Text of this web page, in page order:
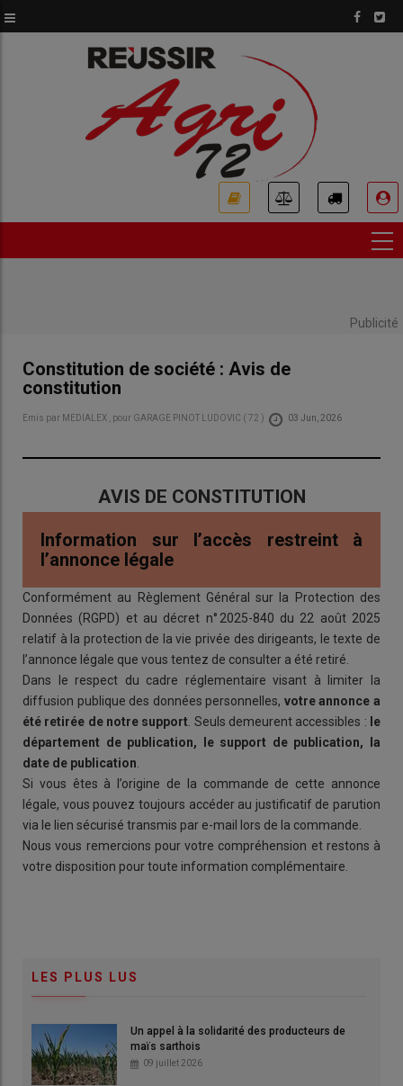
au
Publicité
Constitution de société : Avis de
constitution
Emis par MEDIALEX , pour GARAGE PINOT LUDOVIC ( 72 ) 03 Jun, 2026
AVIS DE CONSTITUTION
Information sur l’accès restreint à
l’annonce légale
Conformément au Règlement Général sur la Protection des
Données (RGPD) et au décret n° 2025-840 du 22 août 2025
relatif à la protection de la vie privée des dirigeants, le texte de
l’annonce légale que vous tentez de consulter a été retiré.
Dans le respect du cadre réglementaire visant à limiter la
diffusion publique des données personnelles, votre annonce a
été retirée de notre support. Seuls demeurent accessibles : le
département de publication, le support de publication, la
date de publication.
Si vous êtes à l’origine de la commande de cette annonce
légale, vous pouvez toujours accéder au justificatif de parution
via le lien sécurisé transmis par e-mail lors de la commande.
Nous vous remercions pour votre compréhension et restons à
votre disposition pour toute information complémentaire.
LES PLUS LUS
Un appel à la solidarité des producteurs de
maïs sarthois
09 juillet 2026